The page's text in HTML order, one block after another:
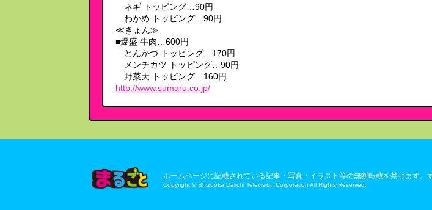
ネギ トッピング…90円
わかめ トッピング…90円
≪きょん≫
■爆盛 牛肉…600円
とんかつ トッピング…170円
メンチカツ トッピング…90円
野菜天 トッピング…160円
http://www.sumaru.co.jp/
ホームページに記載されている記事・写真・イラスト等の無断転載を禁じます。
Copyright © Shizuoka Daiichi Television Corporation All Rights Reserved.